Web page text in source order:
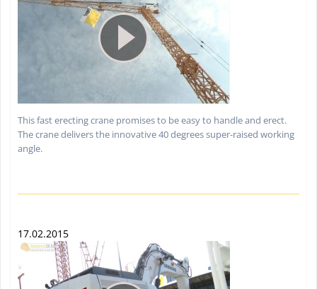
This fast erecting crane promises to be easy to handle and erect.
The crane delivers the innovative 40 degrees super-raised working
angle.
17.02.2015